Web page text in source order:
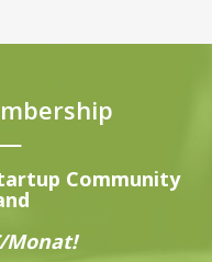
Community
Monat!